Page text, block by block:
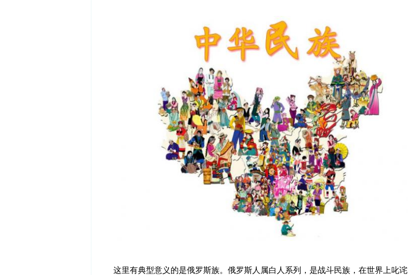
这里有典型意义的是俄罗斯族。俄罗斯人属白人系列，是战斗民族，在世界上叱诧